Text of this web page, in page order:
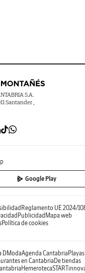
S.A.
Santander ,
Google Play
Reglamento UE 2024/
PublicidadMapa web
Política de cookies
DModaAgenda CantabriaPlayas
en CantabriaDe tiendas
Hemeroteca